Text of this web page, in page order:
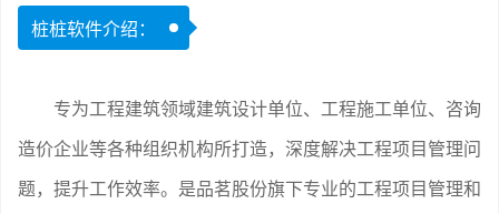
桩桩软件介绍：
专为工程建筑领域建筑设计单位、工程施工单位、咨询
造价企业等各种组织机构所打造，深度解决工程项目管理问
题，提升工作效率。是品茗股份旗下专业的工程项目管理和